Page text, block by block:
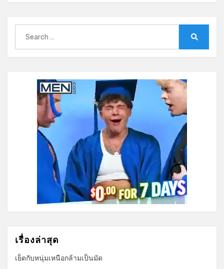
for:
เรื่องล่าสุด
เย็ดกับหนุ่มเหนือกล้ามเป็นมัด